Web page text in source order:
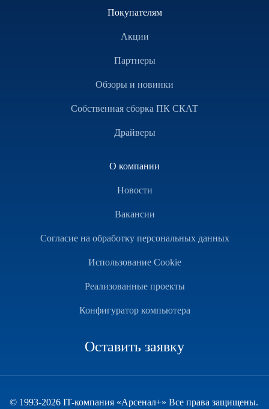
Покупателям
Акции
Партнеры
Обзоры и новинки
Собственная сборка ПК СКАТ
Драйверы
О компании
Новости
Вакансии
Согласие на обработку персональных данных
Использование Cookie
Реализованные проекты
Конфигуратор компьютера
Оставить заявку
© 1993-2026 IT-компания «Арсенал+» Все права защищены.